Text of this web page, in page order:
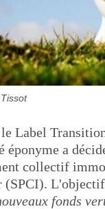
Label
a
collectif
fonds